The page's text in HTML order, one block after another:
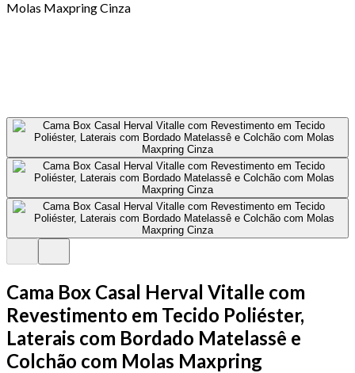
Cama Box Casal Herval Vitalle com
Revestimento em Tecido Poliéster,
Laterais com Bordado Matelassê e
Colchão com Molas Maxpring